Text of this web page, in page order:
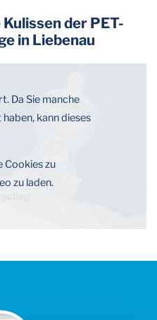
der PET-
in Liebenau
Da Sie manche
kann dieses
Cookies zu
zu laden.